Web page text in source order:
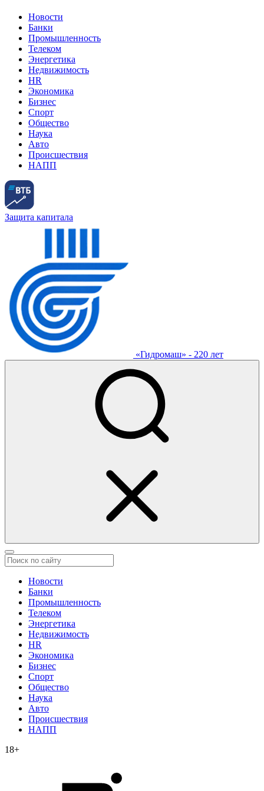
Новости
Банки
Промышленность
Телеком
Энергетика
Недвижимость
HR
Экономика
Бизнес
Спорт
Общество
Наука
Авто
Происшествия
НАПП
Защита капитала
«Гидромаш» - 220 лет
Новости
Банки
Промышленность
Телеком
Энергетика
Недвижимость
HR
Экономика
Бизнес
Спорт
Общество
Наука
Авто
Происшествия
НАПП
18+